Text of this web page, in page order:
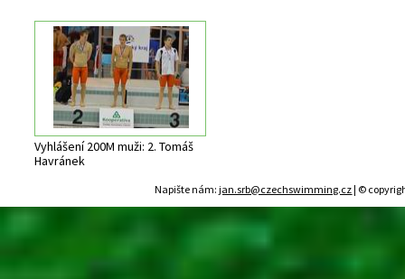
Vyhlášení 200M muži: 2. Tomáš
Havránek
Napište nám:jan.srb@czechswimming.cz| ©